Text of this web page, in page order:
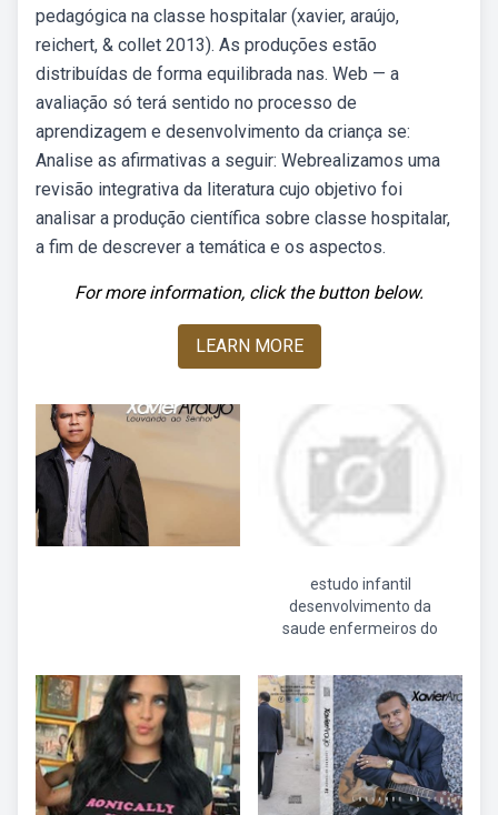
pedagógica na classe hospitalar (xavier, araújo,
reichert, & collet 2013). As produções estão
distribuídas de forma equilibrada nas. Web — a
avaliação só terá sentido no processo de
aprendizagem e desenvolvimento da criança se:
Analise as afirmativas a seguir: Webrealizamos uma
revisão integrativa da literatura cujo objetivo foi
analisar a produção científica sobre classe hospitalar,
a fim de descrever a temática e os aspectos.
For more information, click the button below.
LEARN MORE
estudo infantil
desenvolvimento da
saude enfermeiros do